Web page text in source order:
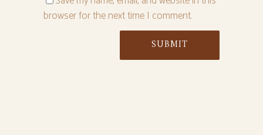
browser for the next time I comment.